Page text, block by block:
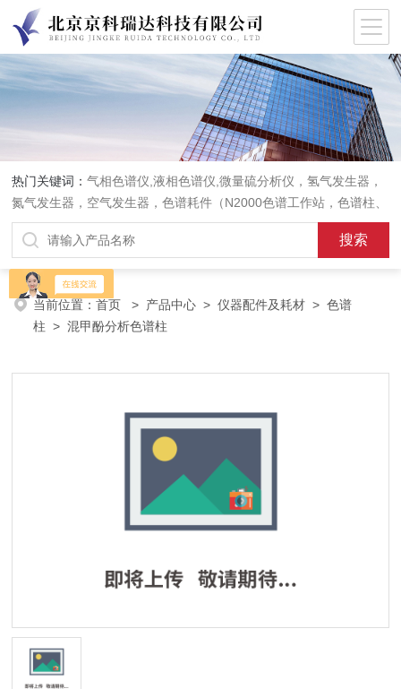
热门关键词：气相色谱仪,液相色谱仪,微量硫分析仪，氢气发生器，
氮气发生器，空气发生器，色谱耗件（N2000色谱工作站，色谱柱、
阀件、进样器、色谱担体），顶空进样器，热解析仪，紫外分光光度
计，原子吸收分光光度计，傅立叶红外光谱仪，分析天平等常规实验
室产品。
当前位置：首页 > 产品中心 >仪器配件及耗材 >色谱
柱 > 混甲酚分析色谱柱